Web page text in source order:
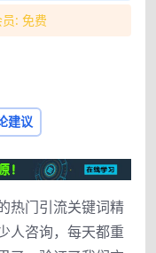
: 免费
建议
热门引流关键词精
人咨询，每天都重